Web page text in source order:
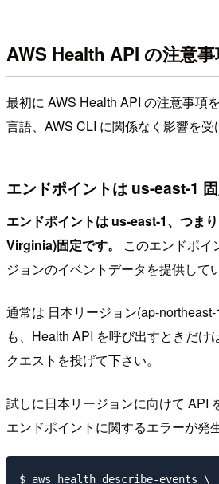
AWS Health API の注意
最初に AWS Health API の注意事項
言語、AWS CLI に関係なく影響を受
エンドポイントは us-east-1
エンドポイントは us-east-1、つま
Virginia)固定です。
このエンドポイ
ジョンのイベントデータを提供して
通常は 日本リージョン(ap-
も、Health API を呼び出すときだけ
クエストを投げて下さい。
試しに日本リージョンに向けて API
エンドポイントに関するエラーが発
$ aws health describe-events \